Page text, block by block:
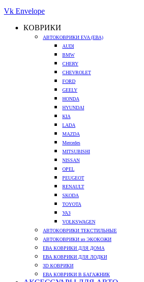
Vk Envelope
КОВРИКИ
АВТОКОВРИКИ EVA (ЕВА)
AUDI
BMW
CHERY
CHEVROLET
FORD
GEELY
HONDA
HYUNDAI
KIA
LADA
MAZDA
Mercedes
MITSUBISHI
NISSAN
OPEL
PEUGEOT
RENAULT
SKODA
TOYOTA
УАЗ
VOLKSWAGEN
АВТОКОВРИКИ ТЕКСТИЛЬНЫЕ
АВТОКОВРИКИ из ЭКОКОЖИ
ЕВА КОВРИКИ ДЛЯ ДОМА
ЕВА КОВРИКИ ДЛЯ ЛОДКИ
3D КОВРИКИ
ЕВА КОВРИКИ В БАГАЖНИК